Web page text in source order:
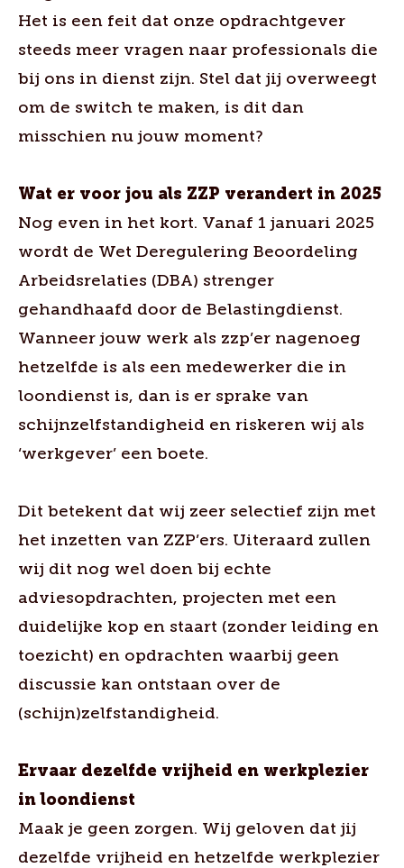
Het is een feit dat onze opdrachtgever
steeds meer vragen naar professionals die
bij ons in dienst zijn. Stel dat jij overweegt
om de switch te maken, is dit dan
misschien nu jouw moment?
Wat er voor jou als ZZP verandert in 2025
Nog even in het kort. Vanaf 1 januari 2025
wordt de Wet Deregulering Beoordeling
Arbeidsrelaties (DBA) strenger
gehandhaafd door de Belastingdienst.
Wanneer jouw werk als zzp’er nagenoeg
hetzelfde is als een medewerker die in
loondienst is, dan is er sprake van
schijnzelfstandigheid en riskeren wij als
‘werkgever’ een boete.
Dit betekent dat wij zeer selectief zijn met
het inzetten van ZZP’ers. Uiteraard zullen
wij dit nog wel doen bij echte
adviesopdrachten, projecten met een
duidelijke kop en staart (zonder leiding en
toezicht) en opdrachten waarbij geen
discussie kan ontstaan over de
(schijn)zelfstandigheid.
Ervaar dezelfde vrijheid en werkplezier
in loondienst
Maak je geen zorgen. Wij geloven dat jij
dezelfde vrijheid en hetzelfde werkplezier